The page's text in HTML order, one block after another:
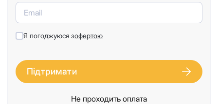
Я погоджуюся зофертою
Підтримати
Не проходить оплата